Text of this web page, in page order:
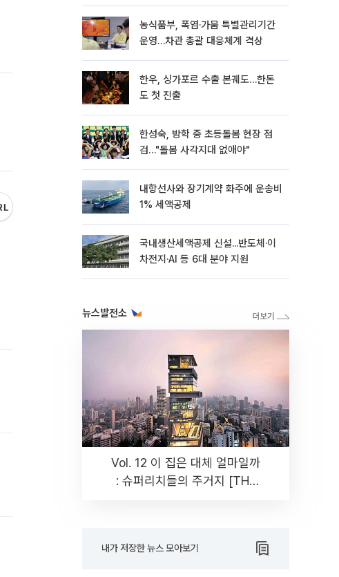
농식품부, 폭염·가뭄 특별관리기간
운영…차관 총괄 대응체계 격상
한우, 싱가포르 수출 본궤도…한돈
도 첫 진출
한성숙, 방학 중 초등돌봄 현장 점
검…"돌봄 사각지대 없애야"
내항선사와 장기계약 화주에 운송비
1% 세액공제
국내생산세액공제 신설...반도체·이
차전지·AI 등 6대 분야 지원
뉴스발전소
Vol. 12 이 집은 대체 얼마일까
: 슈퍼리치들의 주거지 [THE
내가 저장한 뉴스 모아보기